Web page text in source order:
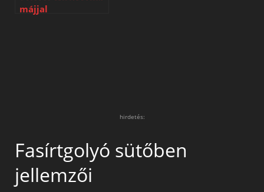
májjal
hirdetés:
Fasírtgolyó sütőben
jellemzői